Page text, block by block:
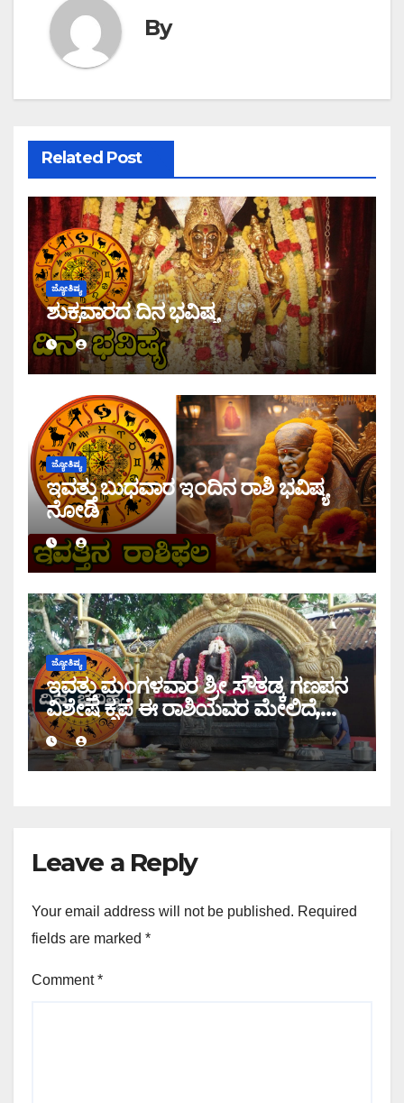
By
Related Post
ಜ್ಯೋತಿಷ್ಯ
ಶುಕ್ರವಾರದ ದಿನ ಭವಿಷ್ಯ
ಜ್ಯೋತಿಷ್ಯ
ಇವತ್ತು ಬುಧವಾರ ಇಂದಿನ ರಾಶಿ ಭವಿಷ್ಯ
ನೋಡಿ
ಜ್ಯೋತಿಷ್ಯ
ಇವತ್ತು ಮಂಗಳವಾರ ಶ್ರೀ ಸೌತಡ್ಕ ಗಣಪನ
ವಿಶೇಷ ಕೃಪೆ ಈ ರಾಶಿಯವರ ಮೇಲಿದೆ,
ಇಂದಿನ ರಾಶಿ ಭವಿಷ್ಯ ತಿಳಿಯಿರಿ
Leave a Reply
Your email address will not be published. Required
fields are marked *
Comment*